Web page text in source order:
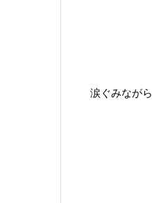
涙ぐみながら